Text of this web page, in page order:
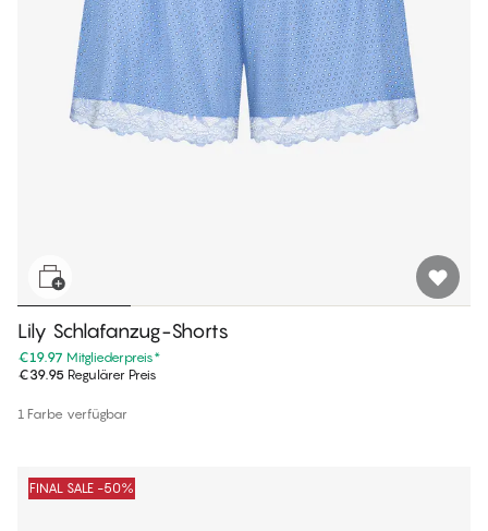
Lily Schlafanzug-Shorts
€19.97 Mitgliederpreis*
€39.95 Regulärer Preis
1 Farbe verfügbar
FINAL SALE -50%